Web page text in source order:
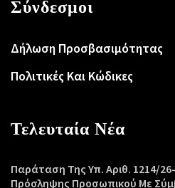
Σύνδεσμοι
Δήλωση Προσβασιμότητας
Πολιτικές Και Κώδικες
Τελευταία Νέα
Παράταση Της Υπ. Αριθ. 1214/
Πρόσληψης Προσωπικού Με